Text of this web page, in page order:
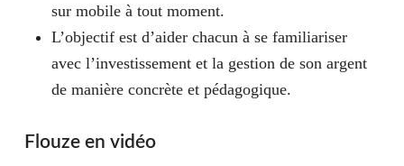
sur mobile à tout moment.
L’objectif est d’aider chacun à se familiariser
avec l’investissement et la gestion de son argent
de manière concrète et pédagogique.
Flouze en vidéo